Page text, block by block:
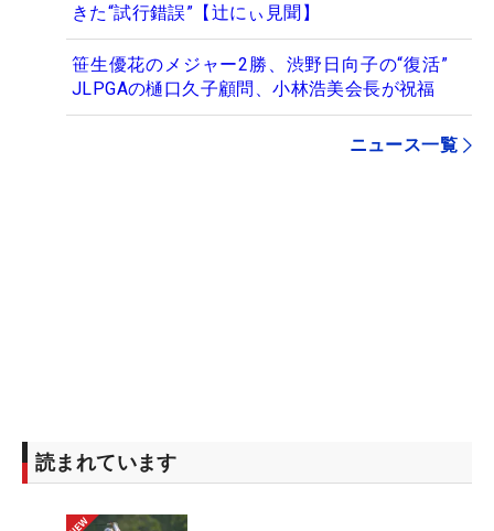
きた“試行錯誤”【辻にぃ見聞】
笹生優花のメジャー2勝、渋野日向子の“復活”
JLPGAの樋口久子顧問、小林浩美会長が祝福
ニュース一覧
読まれています